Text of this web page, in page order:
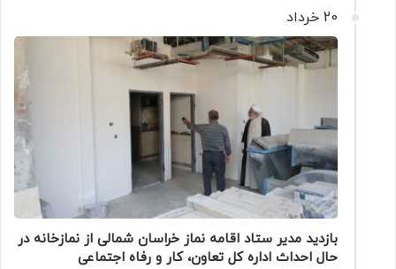
20 خرداد
بازدید مدیر ستاد اقامه نماز خراسان شمالی از نمازخانه در
حال احداث اداره کل تعاون، کار و رفاه اجتماعی